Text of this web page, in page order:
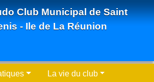
Club Municipal de Saint
- Ile de La Réunion
La vie du club
cookies